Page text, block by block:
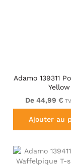
Adamo 139311
Yellow
De 44,99 €
Ajouter au